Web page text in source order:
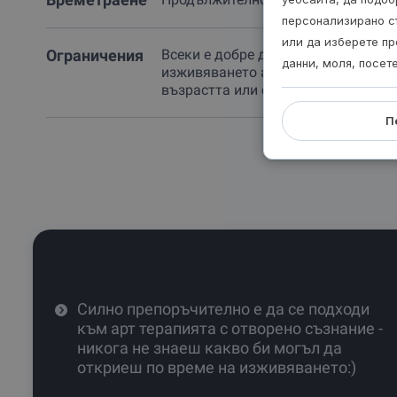
Ограничения
Всеки е добре дошъл да се потопи в
изживяването арт терапия,
възрастта или опита.
Силно препоръчително е да се подходи
към арт терапията с отворено съзнание -
никога не знаеш какво би могъл да
откриеш по време на изживяването:)
персонализирано
или да изберете
данни, моля,